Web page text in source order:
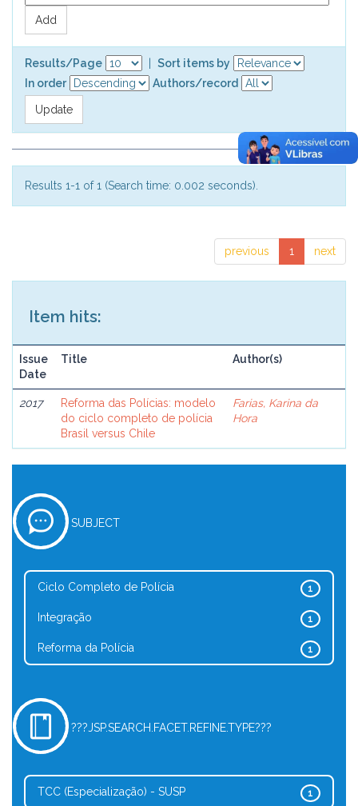
Results/Page
Sort items by
In order
Authors/record
Results 1-1 of 1 (Search time: 0.002 seconds).
previous 1 next
Item hits:
Issue
Date
Title Author(s)
2017
Reforma das Polícias: modelo
do ciclo completo de polícia
Brasil versus Chile
Farias, Karina da
Hora
SUBJECT
1
Ciclo Completo de Polícia
1
Integração
1
Reforma da Polícia
???JSP.SEARCH.FACET.REFINE.TYPE???
1
TCC (Especialização) - SUSP